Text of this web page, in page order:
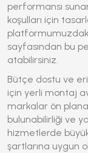
performansı
koşulları için
sayfasından bu
atabilirsiniz.
Bütçe dostu ve
için yerli montaj
markalar ön
bulunabilirliği ve
hizmetlerde
şartlarına uygun